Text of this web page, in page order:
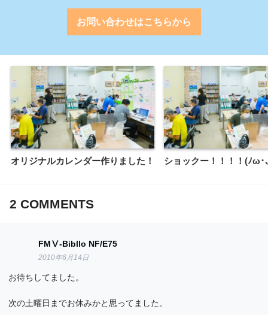
お問い合わせはこちらから
オリジナルカレンダー作りました！ ショックー！！！！(ﾉω･
2 COMMENTS
FMⅤ‐Bibllo NF/E75
2010年6月14日
お待ちしてました。
次の土曜日までお休みかと思ってました。